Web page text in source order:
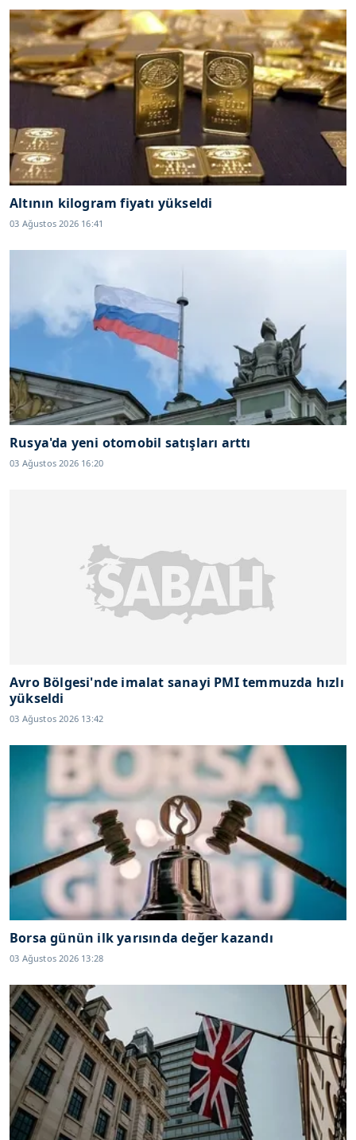
Altının kilogram fiyatı yükseldi
03 Ağustos 2026 16:41
Rusya'da yeni otomobil satışları arttı
03 Ağustos 2026 16:20
Avro Bölgesi'nde imalat sanayi PMI temmuzda hızlı
yükseldi
03 Ağustos 2026 13:42
Borsa günün ilk yarısında değer kazandı
03 Ağustos 2026 13:28